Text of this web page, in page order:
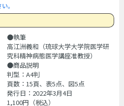
。
●執筆
高江洲義和（琉球大学大学院医学研
究科精神病態医学講座准教授）
●商品説明
判型：A4判
頁数：15頁、表5点、図5点
発行日：2022年3月4日
1,100円（税込）